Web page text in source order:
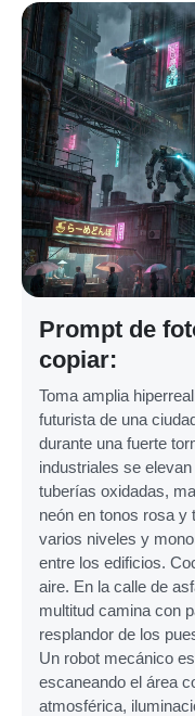
Prompt de
copiar:
Toma amplia
futurista de una
durante una fuerte
industriales se
tuberías oxidadas,
neón en tonos rosa y
varios niveles y
entre los edificios.
aire. En la calle de
multitud camina con
resplandor de los
Un robot mecánico
escaneando el área
atmosférica,